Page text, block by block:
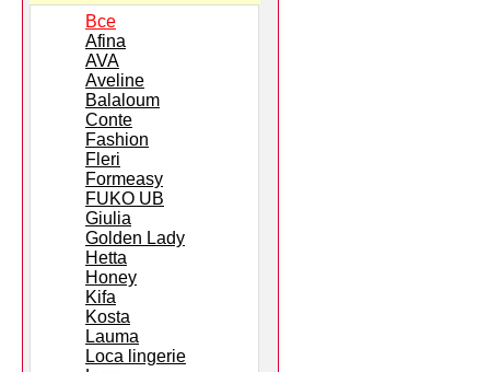
Все
Afina
AVA
Aveline
Balaloum
Conte
Fashion
Fleri
Formeasy
FUKO UB
Giulia
Golden Lady
Hetta
Honey
Kifa
Kosta
Lauma
Loca lingerie